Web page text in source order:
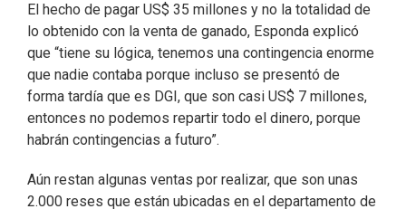
El hecho de pagar US$ 35 millones y no la totalidad de
lo obtenido con la venta de ganado, Esponda explicó
que “tiene su lógica, tenemos una contingencia enorme
que nadie contaba porque incluso se presentó de
forma tardía que es DGI, que son casi US$ 7 millones,
entonces no podemos repartir todo el dinero, porque
habrán contingencias a futuro”.
Aún restan algunas ventas por realizar, que son unas
2.000 reses que están ubicadas en el departamento de